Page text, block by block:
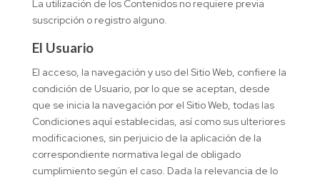
La utilización de los Contenidos no requiere previa
suscripción o registro alguno.
El Usuario
El acceso, la navegación y uso del Sitio Web, confiere la
condición de Usuario, por lo que se aceptan, desde
que se inicia la navegación por el Sitio Web, todas las
Condiciones aquí establecidas, así como sus ulteriores
modificaciones, sin perjuicio de la aplicación de la
correspondiente normativa legal de obligado
cumplimiento según el caso. Dada la relevancia de lo